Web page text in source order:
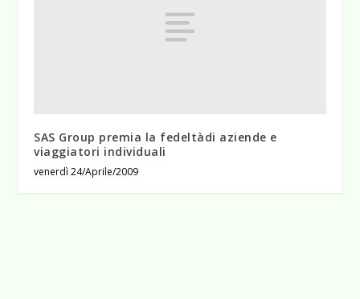
SAS Group premia la fedeltàdi aziende e
viaggiatori individuali
venerdì 24/Aprile/2009